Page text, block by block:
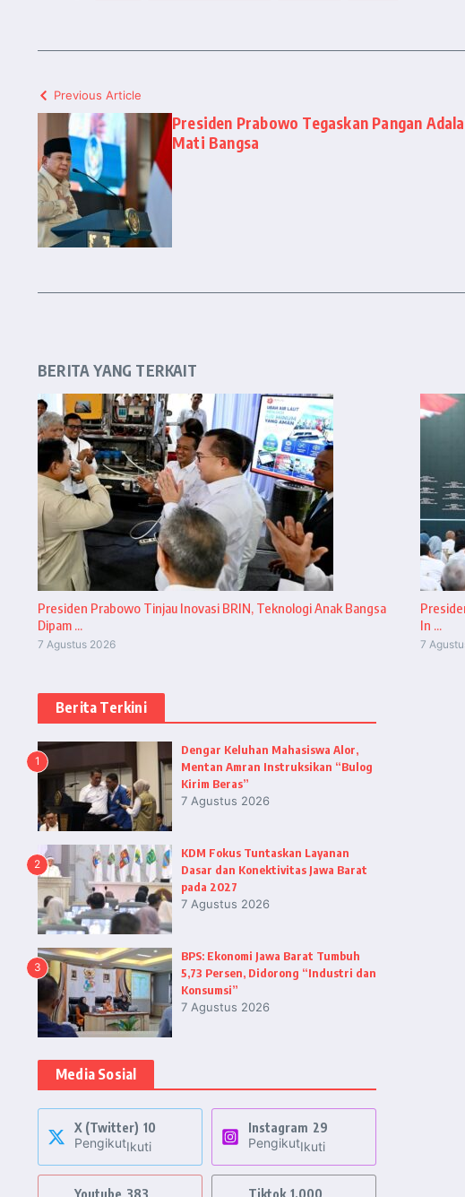
Previous Article
Presiden Prabowo Tegaskan Pangan
Mati Bangsa
BERITA YANG TERKAIT
Presiden Prabowo Tinjau Inovasi BRIN, Teknologi Anak Bangsa
Dipam ...
7 Agustus 2026
In ...
7
Berita Terkini
1
Dengar Keluhan Mahasiswa Alor,
Mentan Amran Instruksikan “Bulog
Kirim Beras”
7 Agustus 2026
2
KDM Fokus Tuntaskan Layanan
Dasar dan Konektivitas Jawa Barat
pada 2027
7 Agustus 2026
3
BPS: Ekonomi Jawa Barat Tumbuh
5,73 Persen, Didorong “Industri dan
Konsumsi”
7 Agustus 2026
Media Sosial
X (Twitter) 10
PengikutIkuti
Instagram 29
PengikutIkuti
Youtube 383 Tiktok 1,000